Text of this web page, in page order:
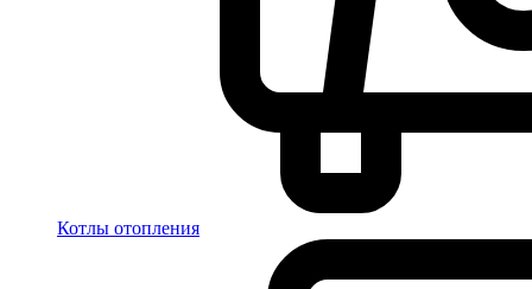
Котлы отопления